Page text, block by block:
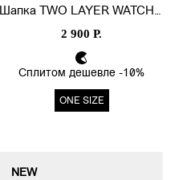
Шапка TWO LAYER WATCH BEANIE LOGO
2 900 Р.
Сплитом дешевле -10%
ONE SIZE
NEW